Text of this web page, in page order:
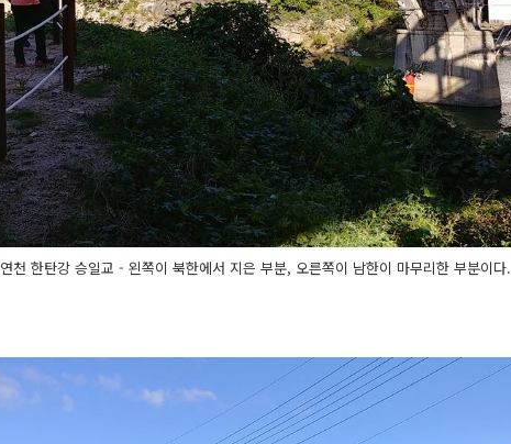
연천 한탄강 승일교 - 왼쪽이 북한에서 지은 부분, 오른쪽이 남한이 마무리한 부분이다.